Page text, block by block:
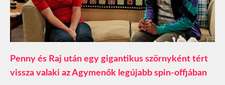
Penny és Raj után egy gigantikus szörnyként tért
vissza valaki az Agymenők legújabb spin-offjában